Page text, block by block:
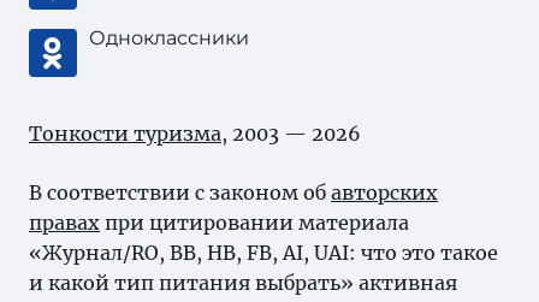
Одноклассники
Тонкости туризма, 2003 — 2026
В соответствии с законом об авторских
правах при цитировании материала
«Журнал/RO, BB, HB, FB, AI, UAI: что это такое
и какой тип питания выбрать» активная